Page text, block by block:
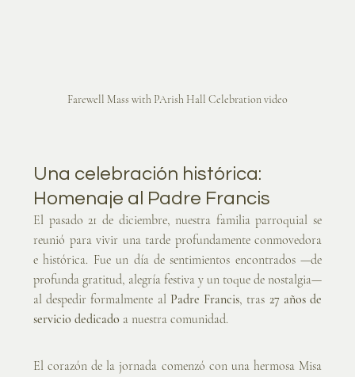
Farewell Mass with PArish Hall Celebration video
Una celebración histórica:
Homenaje al Padre Francis
El pasado 21 de diciembre, nuestra familia parroquial se
reunió para vivir una tarde profundamente conmovedora
e histórica. Fue un día de sentimientos encontrados —de
profunda gratitud, alegría festiva y un toque de nostalgia—
al despedir formalmente al Padre Francis, tras 27 años de
servicio dedicado a nuestra comunidad.
El corazón de la jornada comenzó con una hermosa Misa